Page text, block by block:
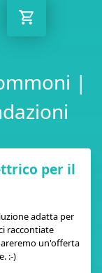
|
per il
adatta per
raccontiate
un'offerta
:-)